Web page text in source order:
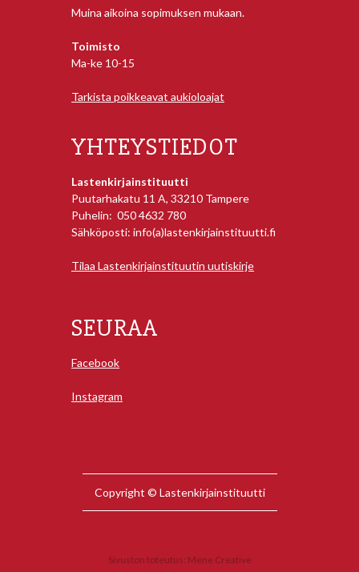
Muina aikoina sopimuksen mukaan.
Toimisto
Ma-ke 10-15
Tarkista poikkeavat aukioloajat
YHTEYSTIEDOT
Lastenkirjainstituutti
Puutarhakatu 11 A, 33210 Tampere
Puhelin: 050 4632 780
Sähköposti: info(a)lastenkirjainstituutti.fi
Tilaa Lastenkirjainstituutin uutiskirje
SEURAA
Facebook
Instagram
Copyright © Lastenkirjainstituutti
Sivuston toteutus: Mene Creative